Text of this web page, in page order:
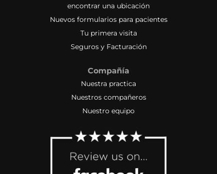
encontrar una ubicación
Nuevos formularios para pacientes
Tu primera visita
Seguros y Facturación
Compañía
Nuestra practica
Nuestros compañeros
Nuestro equipo